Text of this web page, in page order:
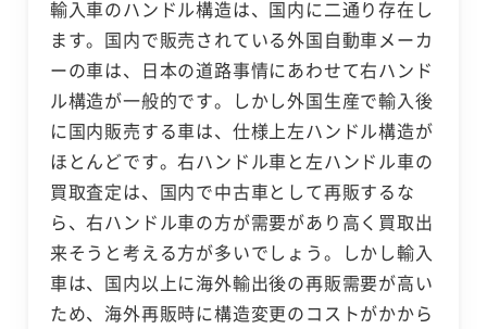
輸入車のハンドル構造は、国内に二通り存在し
ます。国内で販売されている外国自動車メーカ
ーの車は、日本の道路事情にあわせて右ハンド
ル構造が一般的です。しかし外国生産で輸入後
に国内販売する車は、仕様上左ハンドル構造が
ほとんどです。右ハンドル車と左ハンドル車の
買取査定は、国内で中古車として再販するな
ら、右ハンドル車の方が需要があり高く買取出
来そうと考える方が多いでしょう。しかし輸入
車は、国内以上に海外輸出後の再販需要が高い
ため、海外再販時に構造変更のコストがかから